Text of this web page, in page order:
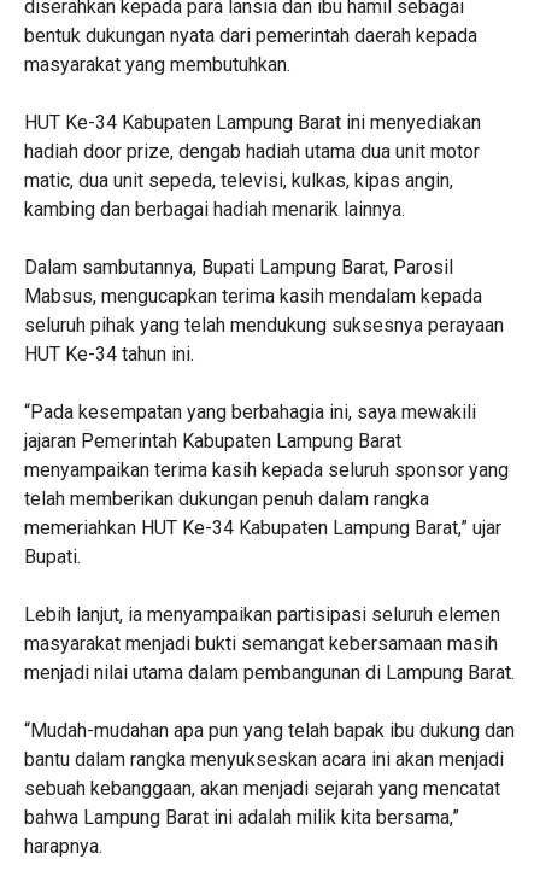
diserahkan kepada para lansia dan ibu hamil sebagai
bentuk dukungan nyata dari pemerintah daerah kepada
masyarakat yang membutuhkan.
‎HUT Ke-34 Kabupaten Lampung Barat ini menyediakan
hadiah door prize, dengab hadiah utama dua unit motor
matic, dua unit sepeda, televisi, kulkas, kipas angin,
kambing dan berbagai hadiah menarik lainnya.
‎Dalam sambutannya, Bupati Lampung Barat, Parosil
Mabsus, mengucapkan terima kasih mendalam kepada
seluruh pihak yang telah mendukung suksesnya perayaan
HUT Ke-34 tahun ini.
‎“Pada kesempatan yang berbahagia ini, saya mewakili
jajaran Pemerintah Kabupaten Lampung Barat
menyampaikan terima kasih kepada seluruh sponsor yang
telah memberikan dukungan penuh dalam rangka
memeriahkan HUT Ke-34 Kabupaten Lampung Barat,” ujar
Bupati.
‎Lebih lanjut, ia menyampaikan partisipasi seluruh elemen
masyarakat menjadi bukti semangat kebersamaan masih
menjadi nilai utama dalam pembangunan di Lampung Barat.
‎“Mudah-mudahan apa pun yang telah bapak ibu dukung dan
bantu dalam rangka menyukseskan acara ini akan menjadi
sebuah kebanggaan, akan menjadi sejarah yang mencatat
bahwa Lampung Barat ini adalah milik kita bersama,”
harapnya.